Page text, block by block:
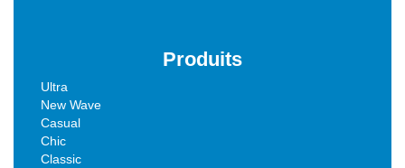
Produits
Ultra
New Wave
Casual
Chic
Classic